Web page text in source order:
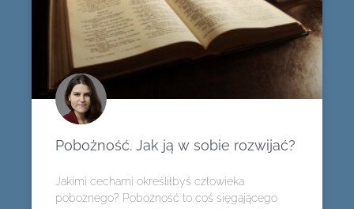
Pobożność. Jak ją w sobie rozwijać?
Jakimi cechami określiłbyś człowieka
pobożnego? Pobożność to coś sięgającego